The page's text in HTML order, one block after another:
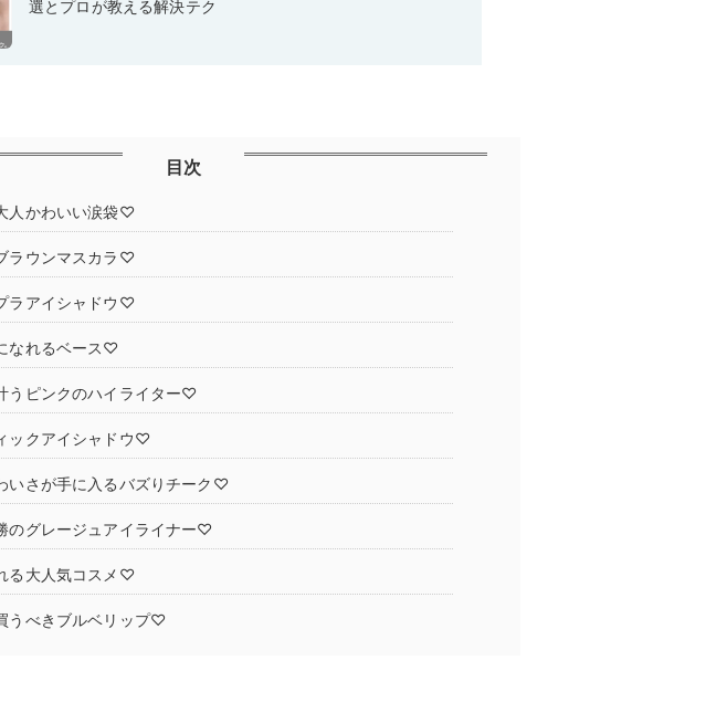
選とプロが教える解決テク
目次
人かわいい涙袋♡
ラウンマスカラ♡
ラアイシャドウ♡
なれるベース♡
うピンクのハイライター♡
ックアイシャドウ♡
いさが手に入るバズりチーク♡
のグレージュアイライナー♡
る大人気コスメ♡
うべきブルベリップ♡